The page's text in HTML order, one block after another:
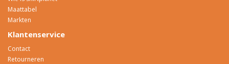
Maattabel
Markten
Klantenservice
Contact
Retourneren